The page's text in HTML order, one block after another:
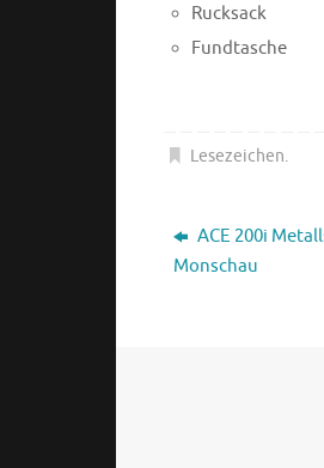
Rucksack
Fundtasche
Lesezeichen.
ACE 200i
Monschau